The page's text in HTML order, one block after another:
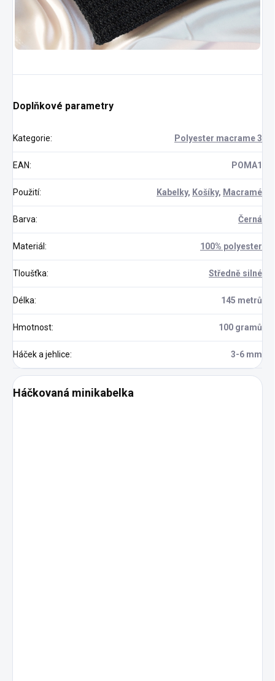
Doplňkové parametry
Kategorie: Polyester macrame 3
EAN: POMA1
Použití: Kabelky, Košíky, Macramé
Barva: Černá
Materiál : 100% polyester
Tloušťka: Středně silné
Délka: 145 metrů
Hmotnost: 100 gramů
Háček a jehlice: 3-6 mm
Háčkovaná minikabelka